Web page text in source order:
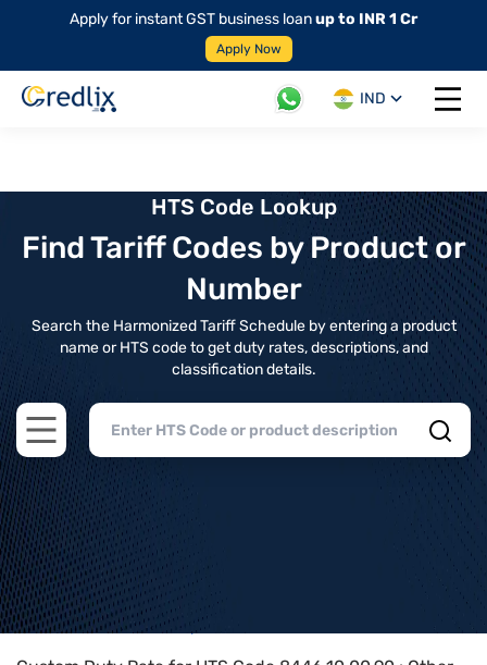
Apply for instant GST business loanup to INR 1 Cr
Apply Now
IND
Open
HTS Code Lookup
Find Tariff Codes by Product or
Number
Search the Harmonized Tariff Schedule by entering a product
name or HTS code to get duty rates, descriptions, and
classification details.
Open main menu
Home>HTS Codes> Chapter